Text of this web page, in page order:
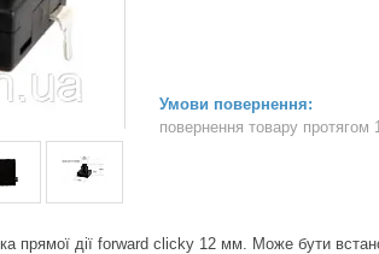
повернення товару протягом
прямої дії forward clicky 12 мм. Може бути